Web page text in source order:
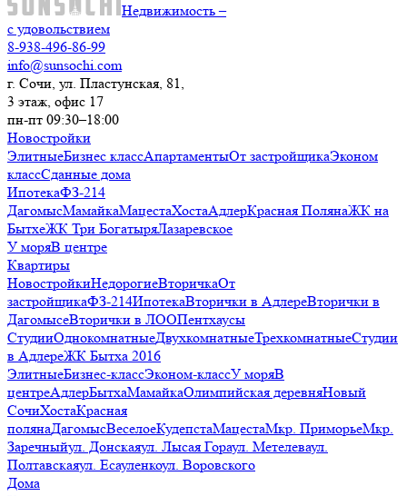
Недвижимость –
с удовольствием
8-938-496-86-99
info@sunsochi.com
г. Сочи, ул. Пластунская, 81,
3 этаж, офис 17
пн-пт 09:30–18:00
Новостройки
ЭлитныеБизнес классАпартаментыОт застройщикаЭконом
классСданные дома
ИпотекаФЗ-214
ДагомысМамайкаМацестаХостаАдлерКрасная ПолянаЖК на
БытхеЖК Три БогатыряЛазаревское
У моряВ центре
Квартиры
НовостройкиНедорогиеВторичкаОт
застройщикаФЗ-214ИпотекаВторички в АдлереВторички в
ДагомысеВторички в ЛООПентхаусы
СтудииОднокомнатныеДвухкомнатныеТрехкомнатныеСтудии
в АдлереЖК Бытха 2016
ЭлитныеБизнес-классЭконом-классУ моряВ
центреАдлерБытхаМамайкаОлимпийская деревняНовый
СочиХостаКрасная
полянаДагомысВеселоеКудепстаМацестаМкр. ПриморьеМкр.
Заречныйул. Донскаяул. Лысая Гораул. Метелеваул.
Полтавскаяул. Есауленкоул. Воровского
Дома